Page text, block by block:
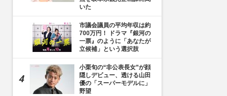
いた
市議会議員の平均年収は約
700万円！ ドラマ『銀河の
一票』のように「あなたが
立候補」という選択肢
小栗旬の“非公表長女”が顔
隠しデビュー、透ける山田
優の「スーパーモデルに」
野望